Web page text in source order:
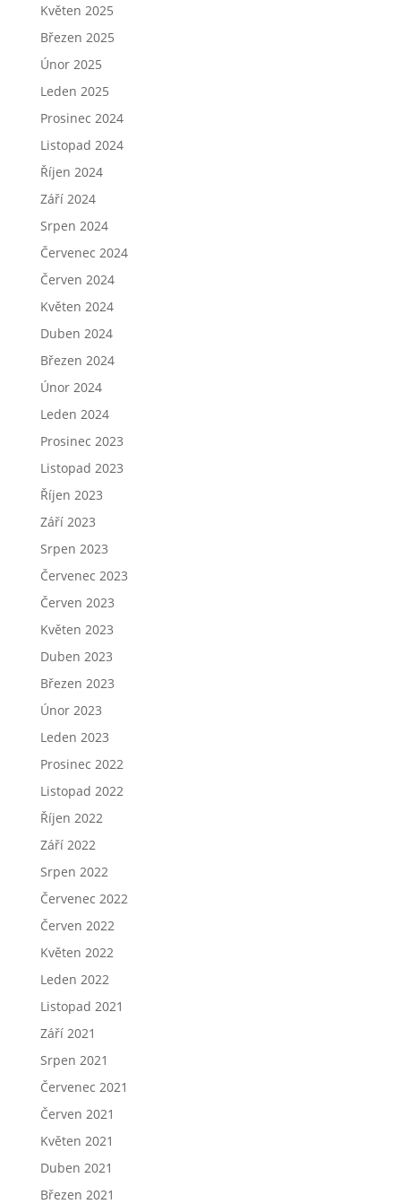
Květen 2025
Březen 2025
Únor 2025
Leden 2025
Prosinec 2024
Listopad 2024
Říjen 2024
Září 2024
Srpen 2024
Červenec 2024
Červen 2024
Květen 2024
Duben 2024
Březen 2024
Únor 2024
Leden 2024
Prosinec 2023
Listopad 2023
Říjen 2023
Září 2023
Srpen 2023
Červenec 2023
Červen 2023
Květen 2023
Duben 2023
Březen 2023
Únor 2023
Leden 2023
Prosinec 2022
Listopad 2022
Říjen 2022
Září 2022
Srpen 2022
Červenec 2022
Červen 2022
Květen 2022
Leden 2022
Listopad 2021
Září 2021
Srpen 2021
Červenec 2021
Červen 2021
Květen 2021
Duben 2021
Březen 2021